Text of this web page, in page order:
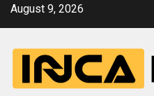
SkipAugust 9, 2026